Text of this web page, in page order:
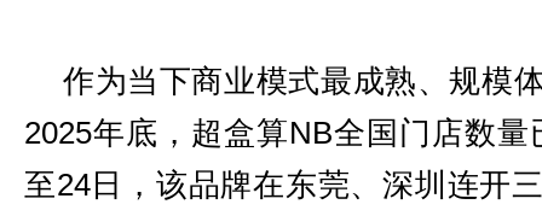
作为当下商业模式最成熟、规模
2025年底，超盒算NB全国门店数
至24日，该品牌在东莞、深圳连开